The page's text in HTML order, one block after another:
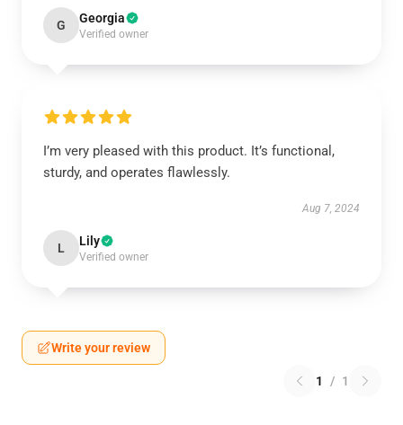
G Georgia
Verified owner
I’m very pleased with this product. It’s functional,
sturdy, and operates flawlessly.
Aug 7, 2024
L Lily
Verified owner
Write your review
1 / 1